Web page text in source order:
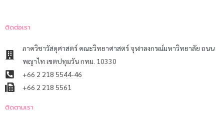
ติดต่อเรา
ภาควิชาวัสดุศาสตร์ คณะวิทยาศาสตร์ จุฬาลงกรณ์มหาวิทยาลัย ถนน
พญาไท เขตปทุมวัน กทม. 10330
+66 2 218 5544-46
+66 2 218 5561
ติดตามเรา